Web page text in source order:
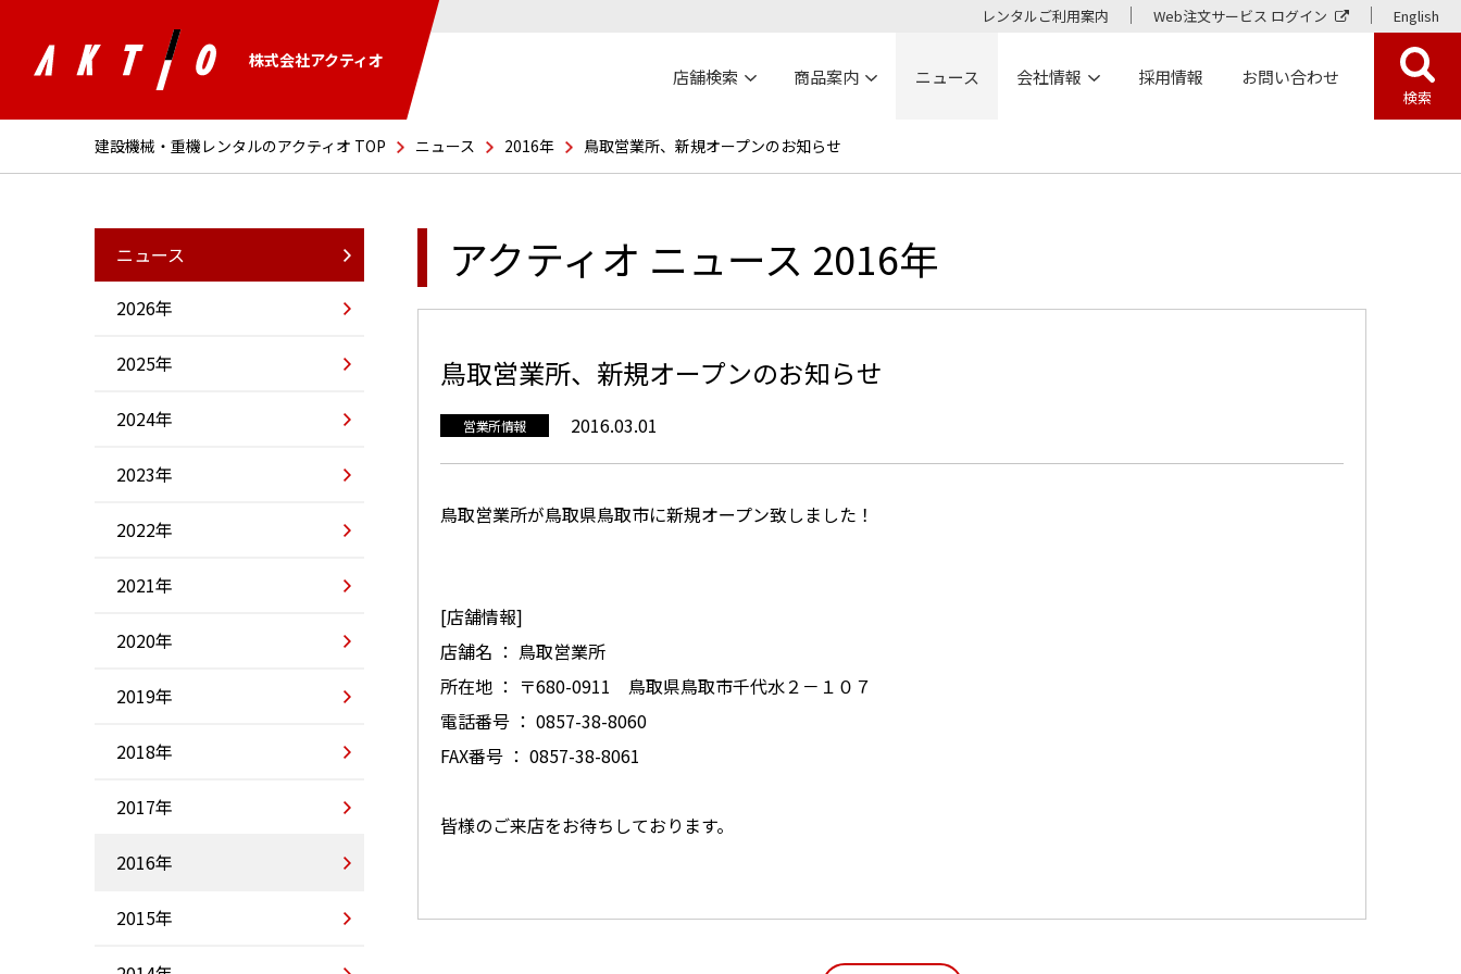
株式会社アクティオ
レンタルご利用案内 Web注文サービス ログイン English
店舗検索 商品案内 ニュース 会社情報 採用情報 お問い合わせ
検索
建設機械・重機レンタルのアクティオ TOP ニュース 2016年 鳥取営業所、新規オープンのお知らせ
アクティオ ニュース 2016年
鳥取営業所、新規オープンのお知らせ
営業所情報 2016.03.01
鳥取営業所が鳥取県鳥取市に新規オープン致しました！
[店舗情報]
店舗名 ： 鳥取営業所
所在地 ： 〒680-0911 鳥取県鳥取市千代水２－１０７
電話番号 ： 0857-38-8060
FAX番号 ： 0857-38-8061
皆様のご来店をお待ちしております。
ニュース
2026年
2025年
2024年
2023年
2022年
2021年
2020年
2019年
2018年
2017年
2016年
2015年